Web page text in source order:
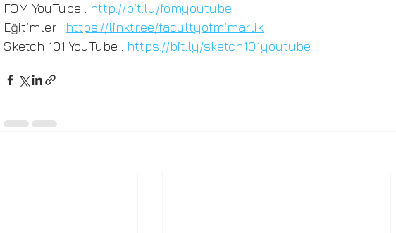
FOM YouTube : http://bit.ly/fomyoutube
Eğitimler : https://linktr.ee/facultyofmimarlik
Sketch 101 YouTube : https://bit.ly/sketch101youtube